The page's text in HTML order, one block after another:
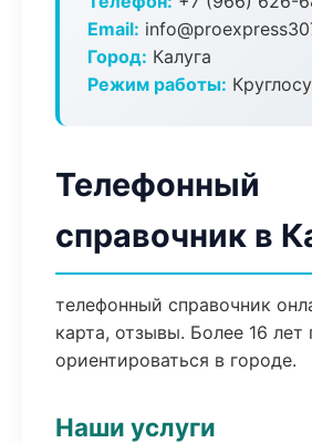
Email:
Город: Калуга
Режим работы:
Телефонный
справочник в
телефонный справочник
карта, отзывы. Более 16 лет
ориентироваться в городе.
Наши услуги